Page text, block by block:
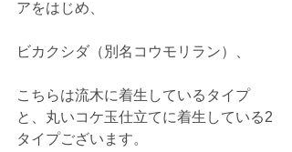
アをはじめ、
ビカクシダ（別名コウモリラン）、
こちらは流木に着生しているタイプ
と、丸いコケ玉仕立てに着生している2
タイプございます。